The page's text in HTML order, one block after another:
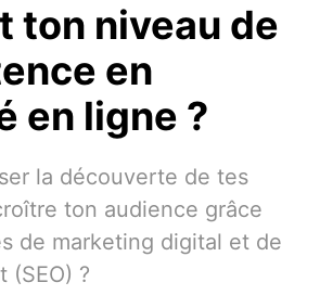
ton niveau de
en
en ligne ?
la découverte de tes
ton audience grâce
de marketing digital et de
(SEO) ?